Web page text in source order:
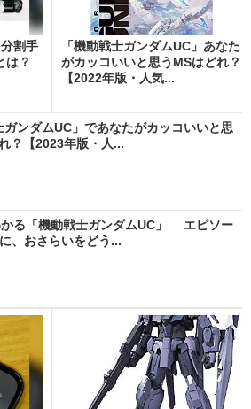
割手
は？
「機動戦士ガンダムUC」あなた
がカッコいいと思うMSはどれ？
【2022年版・人気...
ガンダムUC」であなたがカッコいいと思
？【2023年版・人...
かる「機動戦士ガンダムUC」 エピソー
、おさらいをどう...